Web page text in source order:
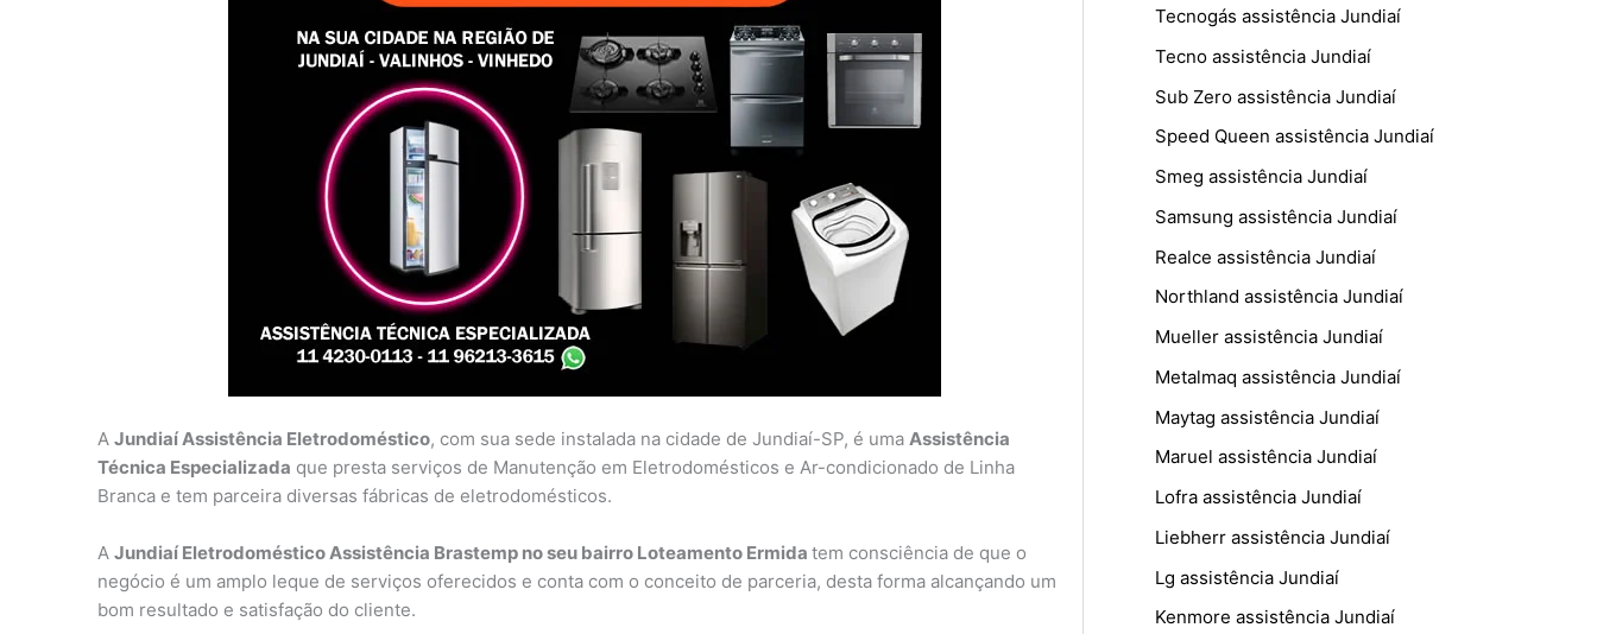
A Jundiaí Assistência Eletrodoméstico, com sua sede instalada na cidade de Jundiaí-SP, é uma Assistência
Técnica Especializada que presta serviços de Manutenção em Eletrodomésticos e Ar-condicionado de Linha
Branca e tem parceira diversas fábricas de eletrodomésticos.
A Jundiaí Eletrodoméstico Assistência Brastemp no seu bairro Loteamento Ermida tem consciência de que o
negócio é um amplo leque de serviços oferecidos e conta com o conceito de parceria, desta forma alcançando um
bom resultado e satisfação do cliente.
Tecnogás assistência Jundiaí
Tecno assistência Jundiaí
Sub Zero assistência Jundiaí
Speed Queen assistência Jundiaí
Smeg assistência Jundiaí
Samsung assistência Jundiaí
Realce assistência Jundiaí
Northland assistência Jundiaí
Mueller assistência Jundiaí
Metalmaq assistência Jundiaí
Maytag assistência Jundiaí
Maruel assistência Jundiaí
Lofra assistência Jundiaí
Liebherr assistência Jundiaí
Lg assistência Jundiaí
Kenmore assistência Jundiaí